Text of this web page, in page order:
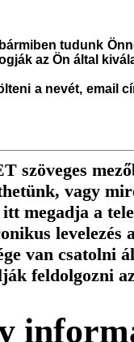
tudunk
gják az Ön által
a nevét, email
szöveges
vagy
megadja a
levelezés
van csatolni
feldolgozni